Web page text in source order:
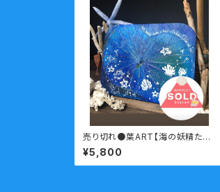
売り切れ●葉ART【海の妖精たち】
Botany painting
¥5,800